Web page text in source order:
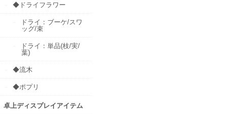
◆ドライフラワー
ドライ：ブーケ/スワ
ッグ/束
ドライ：単品(枝/実/
葉)
◆流木
◆ポプリ
卓上ディスプレイアイテム